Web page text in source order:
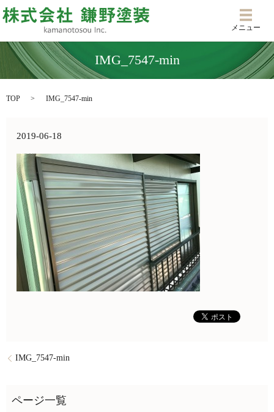
メニ
メニュー
IMG_7547-min
TOP IMG_7547-min
2019-06-18
IMG_7547-min